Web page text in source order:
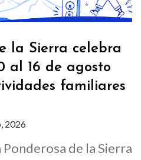
la Sierra celebra
al 16 de agosto
familiares
2026
de la Sierra